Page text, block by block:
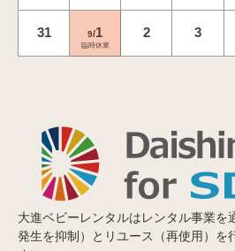
31 9/1
臨時休業
2 3
大進ベビーレンタルはレンタル事業を
発生を抑制）とリユース（再使用）を